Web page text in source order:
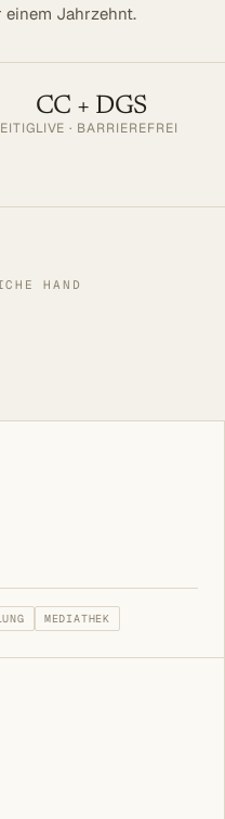
einem Jahrzehnt.
CC + DGS
LIVE · BARRIEREFREI
HAND
MEDIATHEK